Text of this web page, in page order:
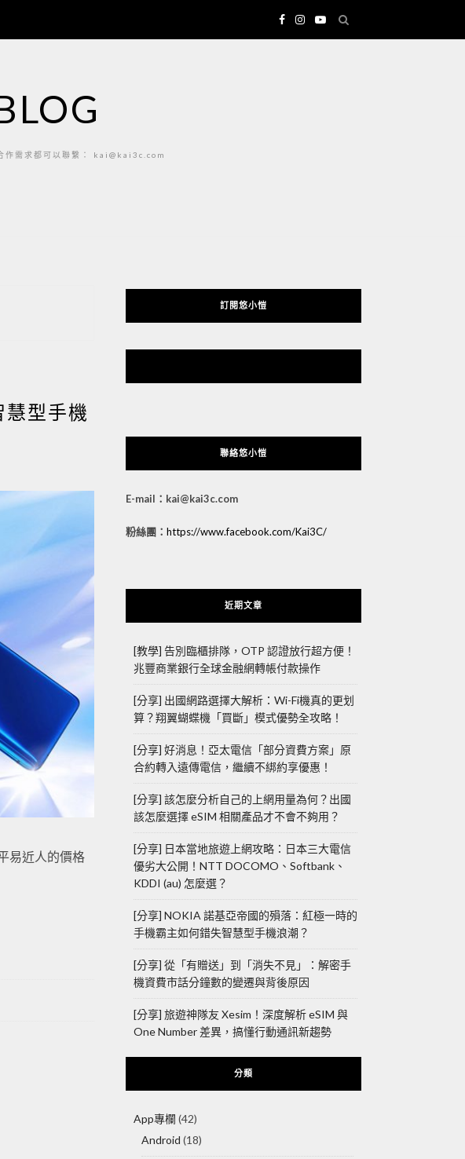
作需求都可以聯繫： kai@kai3c.com
型手機
易近人的價格
訂閱悠小愷
聯絡悠小愷
E-mail：kai@kai3c.com
粉絲團： https://www.facebook.com/Kai3C/
近期文章
[教學] 告別臨櫃排隊，OTP 認證放行超方便！
兆豐商業銀行全球金融網轉帳付款操作
[分享] 出國網路選擇大解析：Wi-Fi機真的更划
算？翔翼蝴蝶機「買斷」模式優勢全攻略！
[分享] 好消息！亞太電信「部分資費方案」原
合約轉入遠傳電信，繼續不綁約享優惠！
[分享] 該怎麼分析自己的上網用量為何？出國
該怎麼選擇 eSIM 相關產品才不會不夠用？
[分享] 日本當地旅遊上網攻略：日本三大電信
優劣大公開！NTT DOCOMO、Softbank、
KDDI (au) 怎麼選？
[分享] NOKIA 諾基亞帝國的殞落：紅極一時的
手機霸主如何錯失智慧型手機浪潮？
[分享] 從「有贈送」到「消失不見」：解密手
機資費市話分鐘數的變遷與背後原因
[分享] 旅遊神隊友 Xesim！深度解析 eSIM 與
One Number 差異，搞懂行動通訊新趨勢
分類
App專欄 (42)
Android (18)